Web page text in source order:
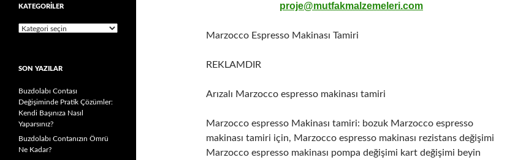
proje@mutfakmalzemeleri.com
Marzocco Espresso Makinası Tamiri
REKLAMDIR
Arızalı Marzocco espresso makinası tamiri
Marzocco espresso Makinası tamiri: bozuk Marzocco espresso
makinası tamiri için, Marzocco espresso makinası rezistans değişimi
Marzocco espresso makinası pompa değişimi kart değişimi beyin
KATEGORILER
Kategoriler
SON YAZILAR
Buzdolabı Contası
Değişiminde Pratik Çözümler:
Kendi Başınıza Nasıl
Yaparsınız?
Buzdolabı Contanızın Ömrü
Ne Kadar?